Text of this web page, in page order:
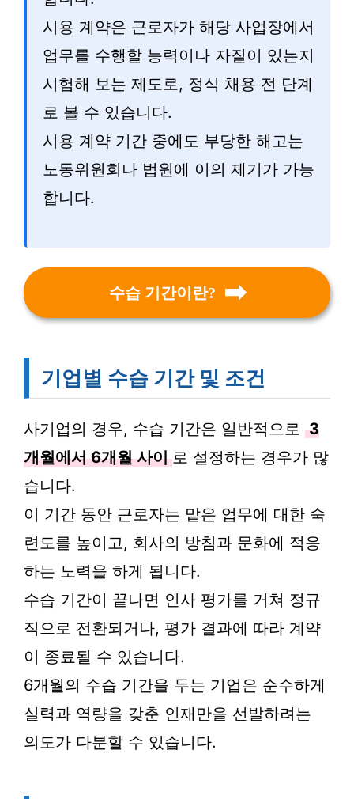
시용 계약은 근로자가 해당 사업장에서
업무를 수행할 능력이나 자질이 있는지
시험해 보는 제도로, 정식 채용 전 단계
로 볼 수 있습니다.
시용 계약 기간 중에도 부당한 해고는
노동위원회나 법원에 이의 제기가 가능
합니다.
수습 기간이란?
기업별 수습 기간 및 조건
사기업의 경우, 수습 기간은 일반적으로 3
개월에서 6개월 사이 로 설정하는 경우가 많
습니다.
이 기간 동안 근로자는 맡은 업무에 대한 숙
련도를 높이고, 회사의 방침과 문화에 적응
하는 노력을 하게 됩니다.
수습 기간이 끝나면 인사 평가를 거쳐 정규
직으로 전환되거나, 평가 결과에 따라 계약
이 종료될 수 있습니다.
6개월의 수습 기간을 두는 기업은 순수하게
실력과 역량을 갖춘 인재만을 선발하려는
의도가 다분할 수 있습니다.